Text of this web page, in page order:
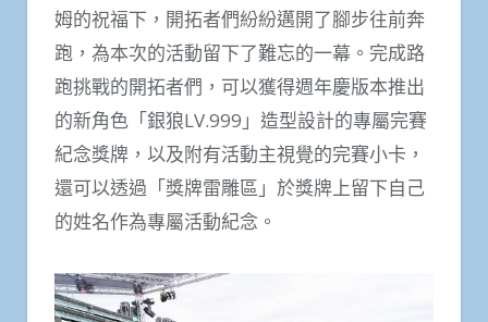
姆的祝福下，開拓者們紛紛邁開了腳步往前奔
跑，為本次的活動留下了難忘的一幕。完成路
跑挑戰的開拓者們，可以獲得週年慶版本推出
的新角色「銀狼LV.999」造型設計的專屬完賽
紀念獎牌，以及附有活動主視覺的完賽小卡，
還可以透過「獎牌雷雕區」於獎牌上留下自己
的姓名作為專屬活動紀念。